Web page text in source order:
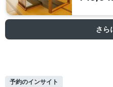
さら
予約のインサイト